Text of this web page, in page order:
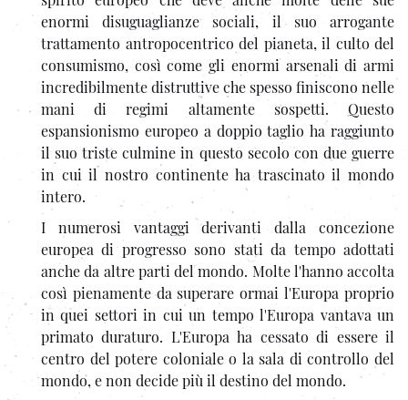
enormi disuguaglianze sociali, il suo arrogante
trattamento antropocentrico del pianeta, il culto del
consumismo, così come gli enormi arsenali di armi
incredibilmente distruttive che spesso finiscono nelle
mani di regimi altamente sospetti. Questo
espansionismo europeo a doppio taglio ha raggiunto
il suo triste culmine in questo secolo con due guerre
in cui il nostro continente ha trascinato il mondo
intero.
I numerosi vantaggi derivanti dalla concezione
europea di progresso sono stati da tempo adottati
anche da altre parti del mondo. Molte l'hanno accolta
così pienamente da superare ormai l'Europa proprio
in quei settori in cui un tempo l'Europa vantava un
primato duraturo. L'Europa ha cessato di essere il
centro del potere coloniale o la sala di controllo del
mondo, e non decide più il destino del mondo.